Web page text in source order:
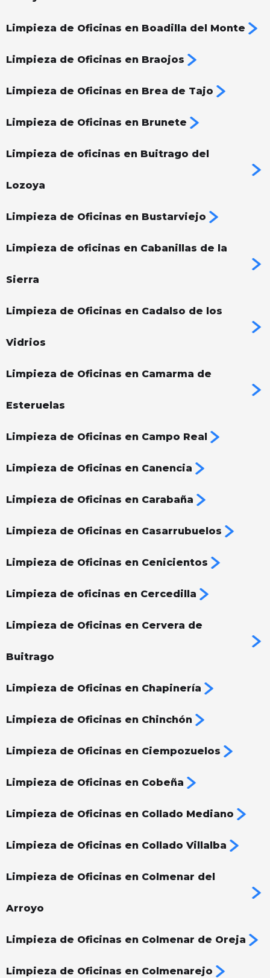
Limpieza de Oficinas en Boadilla del Monte
Limpieza de Oficinas en Braojos
Limpieza de Oficinas en Brea de Tajo
Limpieza de Oficinas en Brunete
Limpieza de oficinas en Buitrago del
Lozoya
Limpieza de Oficinas en Bustarviejo
Limpieza de oficinas en Cabanillas de la
Sierra
Limpieza de Oficinas en Cadalso de los
Vidrios
Limpieza de Oficinas en Camarma de
Esteruelas
Limpieza de Oficinas en Campo Real
Limpieza de Oficinas en Canencia
Limpieza de Oficinas en Carabaña
Limpieza de Oficinas en Casarrubuelos
Limpieza de Oficinas en Cenicientos
Limpieza de oficinas en Cercedilla
Limpieza de Oficinas en Cervera de
Buitrago
Limpieza de Oficinas en Chapinería
Limpieza de Oficinas en Chinchón
Limpieza de Oficinas en Ciempozuelos
Limpieza de Oficinas en Cobeña
Limpieza de Oficinas en Collado Mediano
Limpieza de Oficinas en Collado Villalba
Limpieza de Oficinas en Colmenar del
Arroyo
Limpieza de Oficinas en Colmenar de Oreja
Limpieza de Oficinas en Colmenarejo